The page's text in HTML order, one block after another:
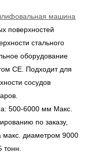
машина
поверхностей
стального
оборудование
CE. Подходит для
сосудов
500-6000 мм Макс.
по заказу,
макс. диаметром 9000
тонн.